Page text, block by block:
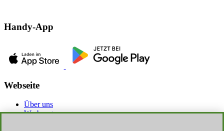
Handy-App
Webseite
Über uns
Werbung